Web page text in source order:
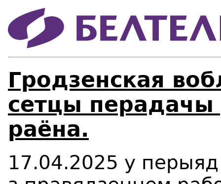
Гродзенская
сетцы перадачы
раёна.
17.04.2025 у перыяд